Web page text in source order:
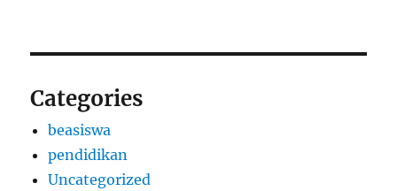
Categories
beasiswa
pendidikan
Uncategorized